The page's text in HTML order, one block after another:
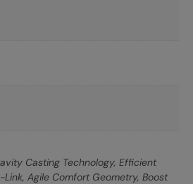
Casting Technology, Efficient
Link, Agile Comfort Geometry, Boost